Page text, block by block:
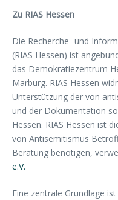
Zu RIAS Hessen
Die Recherche- und
(RIAS Hessen) ist
das Demokratiezentrum
Marburg. RIAS Hessen
Unterstützung der von
und der Dokumentation
Hessen. RIAS Hessen ist
von Antisemitismus
Beratung benötigen,
e.V.
Eine zentrale Grundlage ist